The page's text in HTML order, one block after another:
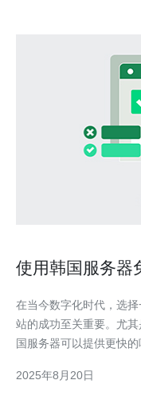
使用韩国服务器
在当今数字化时代，选
站的成功至关重要。尤
国服务器可以提供更快
供的帮助。通过这些平台
2025年8月20日